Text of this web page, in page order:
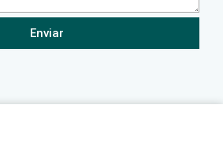
Enviar